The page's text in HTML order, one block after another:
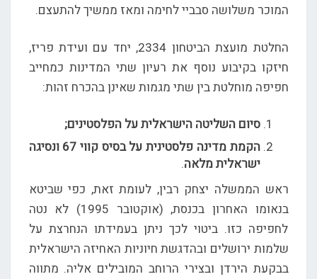
המוכר משלושה סבביי לחימה ומאז ממשיך להתעצם.
החלטת מועצת הביטחון 2334, יחד עם ועידת פריז,
חיזקו בקיבוע נוסף את רעיון שתי המדינות כמחייב
חפיפה מוחלטת בין שתי מגמות שאינן בהכרח זהות:
סיום השליטה הישראלית על הפלסטינים;
הקמת מדינה פלסטינית על בסיס קווי 67
ונסיגה
ישראלית מלאה.
ראש הממשלה יצחק רבין, לעומת זאת, כפי שביטא
בנאומו האחרון בכנסת, (אוקטובר 1995) לא נטה
לחפיפה כזו. ביטוי לכך ניתן בעמידתו הנחרצת על
שלמות ירושלים ובהדגשת חיוניות האחיזה הישראלית
בבקעת הירדן ובצירי הרוחב המובילים אליה. מתווה